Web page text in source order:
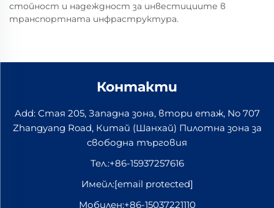
стойност и надеждност за инвестициите в
транспортната инфраструктура.
Контакти
Add: Стая 205, Западна зона, втори етаж, No 707
Zhangyang Road, Китай (Шанхай) Пилотна зона за
свободна търговия
Тел.:+86-15937257616
Имейл:[email protected]
Мобилен:+86-15037221110